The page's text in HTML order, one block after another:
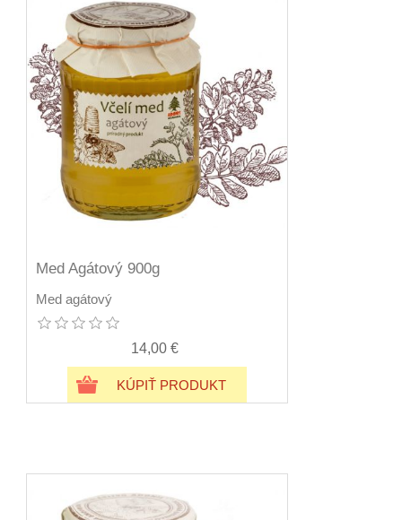
Med Agátový 900g
Med agátový
14,00 €
KÚPIŤ PRODUKT